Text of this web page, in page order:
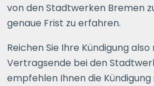
von den Stadtwerken Bremen
genaue Frist zu erfahren.
Reichen Sie Ihre Kündigung
Vertragsende bei den
empfehlen Ihnen die